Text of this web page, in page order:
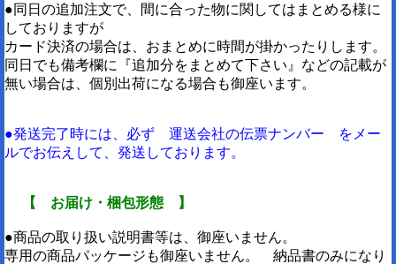
●同日の追加注文で、間に合った物に関してはまとめる様に
しておりますが
カード決済の場合は、おまとめに時間が掛かったりします。
同日でも備考欄に『追加分をまとめて下さい』などの記載が
無い場合は、個別出荷になる場合も御座います。
●発送完了時には、必ず 運送会社の伝票ナンバー をメー
ルでお伝えして、発送しております。
【 お届け・梱包形態 】
●商品の取り扱い説明書等は、御座いません。
専用の商品パッケージも御座いません。 納品書のみになり